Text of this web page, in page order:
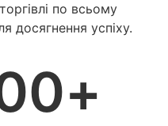
по всьому
досягнення успіху.
+